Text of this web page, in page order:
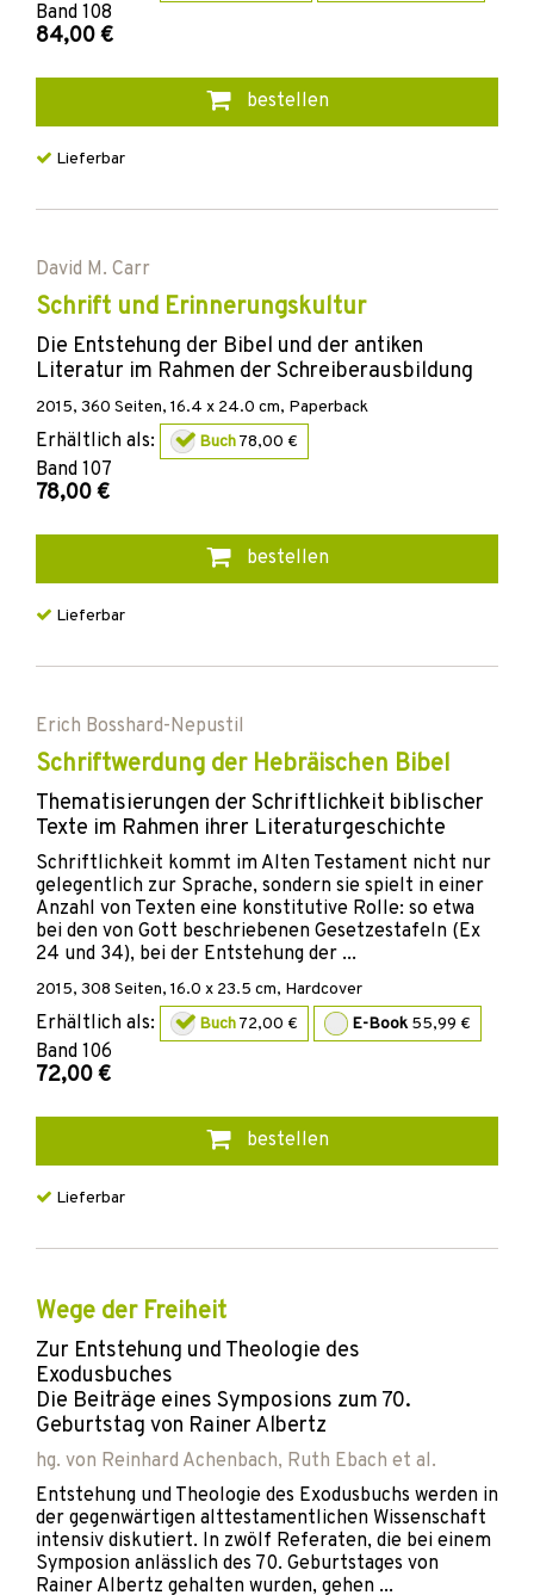
Band 108
84,00 €
bestellen
Lieferbar
David M. Carr
Schrift und Erinnerungskultur
Die Entstehung der Bibel und der antiken
Literatur im Rahmen der Schreiberausbildung
2015, 360 Seiten, 16.4 x 24.0 cm, Paperback
Erhältlich als: Buch78,00 €
Band 107
78,00 €
bestellen
Lieferbar
Erich Bosshard-Nepustil
Schriftwerdung der Hebräischen Bibel
Thematisierungen der Schriftlichkeit biblischer
Texte im Rahmen ihrer Literaturgeschichte
Schriftlichkeit kommt im Alten Testament nicht nur
gelegentlich zur Sprache, sondern sie spielt in einer
Anzahl von Texten eine konstitutive Rolle: so etwa
bei den von Gott beschriebenen Gesetzestafeln (Ex
24 und 34), bei der Entstehung der ...
2015, 308 Seiten, 16.0 x 23.5 cm, Hardcover
Erhältlich als: Buch72,00 € E-Book 55,99 €
Band 106
72,00 €
bestellen
Lieferbar
Wege der Freiheit
Zur Entstehung und Theologie des
Exodusbuches
Die Beiträge eines Symposions zum 70.
Geburtstag von Rainer Albertz
hg. von Reinhard Achenbach, Ruth Ebach et al.
Entstehung und Theologie des Exodusbuchs werden in
der gegenwärtigen alttestamentlichen Wissenschaft
intensiv diskutiert. In zwölf Referaten, die bei einem
Symposion anlässlich des 70. Geburtstages von
Rainer Albertz gehalten wurden, gehen ...